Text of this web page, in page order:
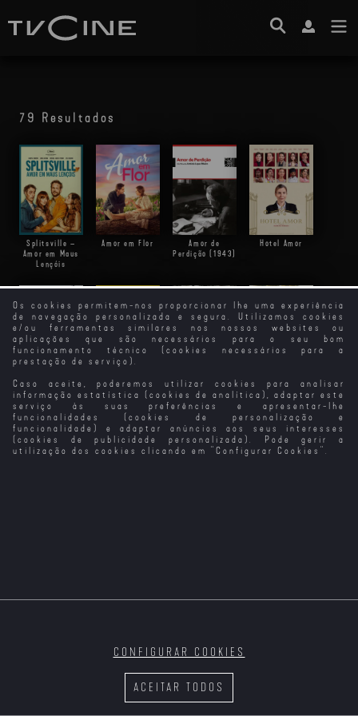
Os cookies permitem-nos proporcionar lhe uma experiência
de navegação personalizada e segura. Utilizamos cookies
e/ou ferramentas similares nos nossos websites ou
aplicações que são necessários para o seu bom
funcionamento técnico (cookies necessários para a
prestação de serviço).
Caso aceite, poderemos utilizar cookies para analisar
informação estatística (cookies de analítica), adaptar este
serviço às suas preferências e apresentar-lhe
funcionalidades (cookies de personalização e
funcionalidade) e adaptar anúncios aos seus interesses
(cookies de publicidade personalizada). Pode gerir a
utilização dos cookies clicando em " Configurar Cookies ".
ACEITAR TODOS
CONFIGURAR COOKIES
79 Resultados
Splitsville –
Amor em Maus
Lençóis
Amor em Flor
Amor de
Perdição (1943)
Hotel Amor
É o Amor
Um Filme em
Forma de Assim
Espiral em
Ressonância
Em Ano de Safra
Amor
Preconceito